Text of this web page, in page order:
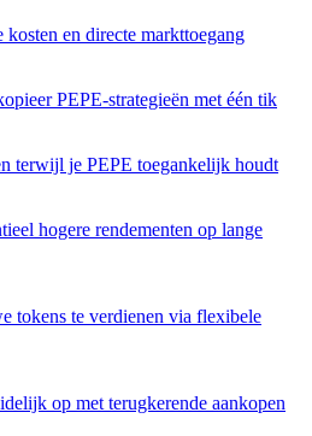
en directe markttoegang
PEPE-strategieën met één tik
terwijl je PEPE toegankelijk houdt
hogere rendementen op lange
tokens te verdienen via flexibele
op met terugkerende aankopen